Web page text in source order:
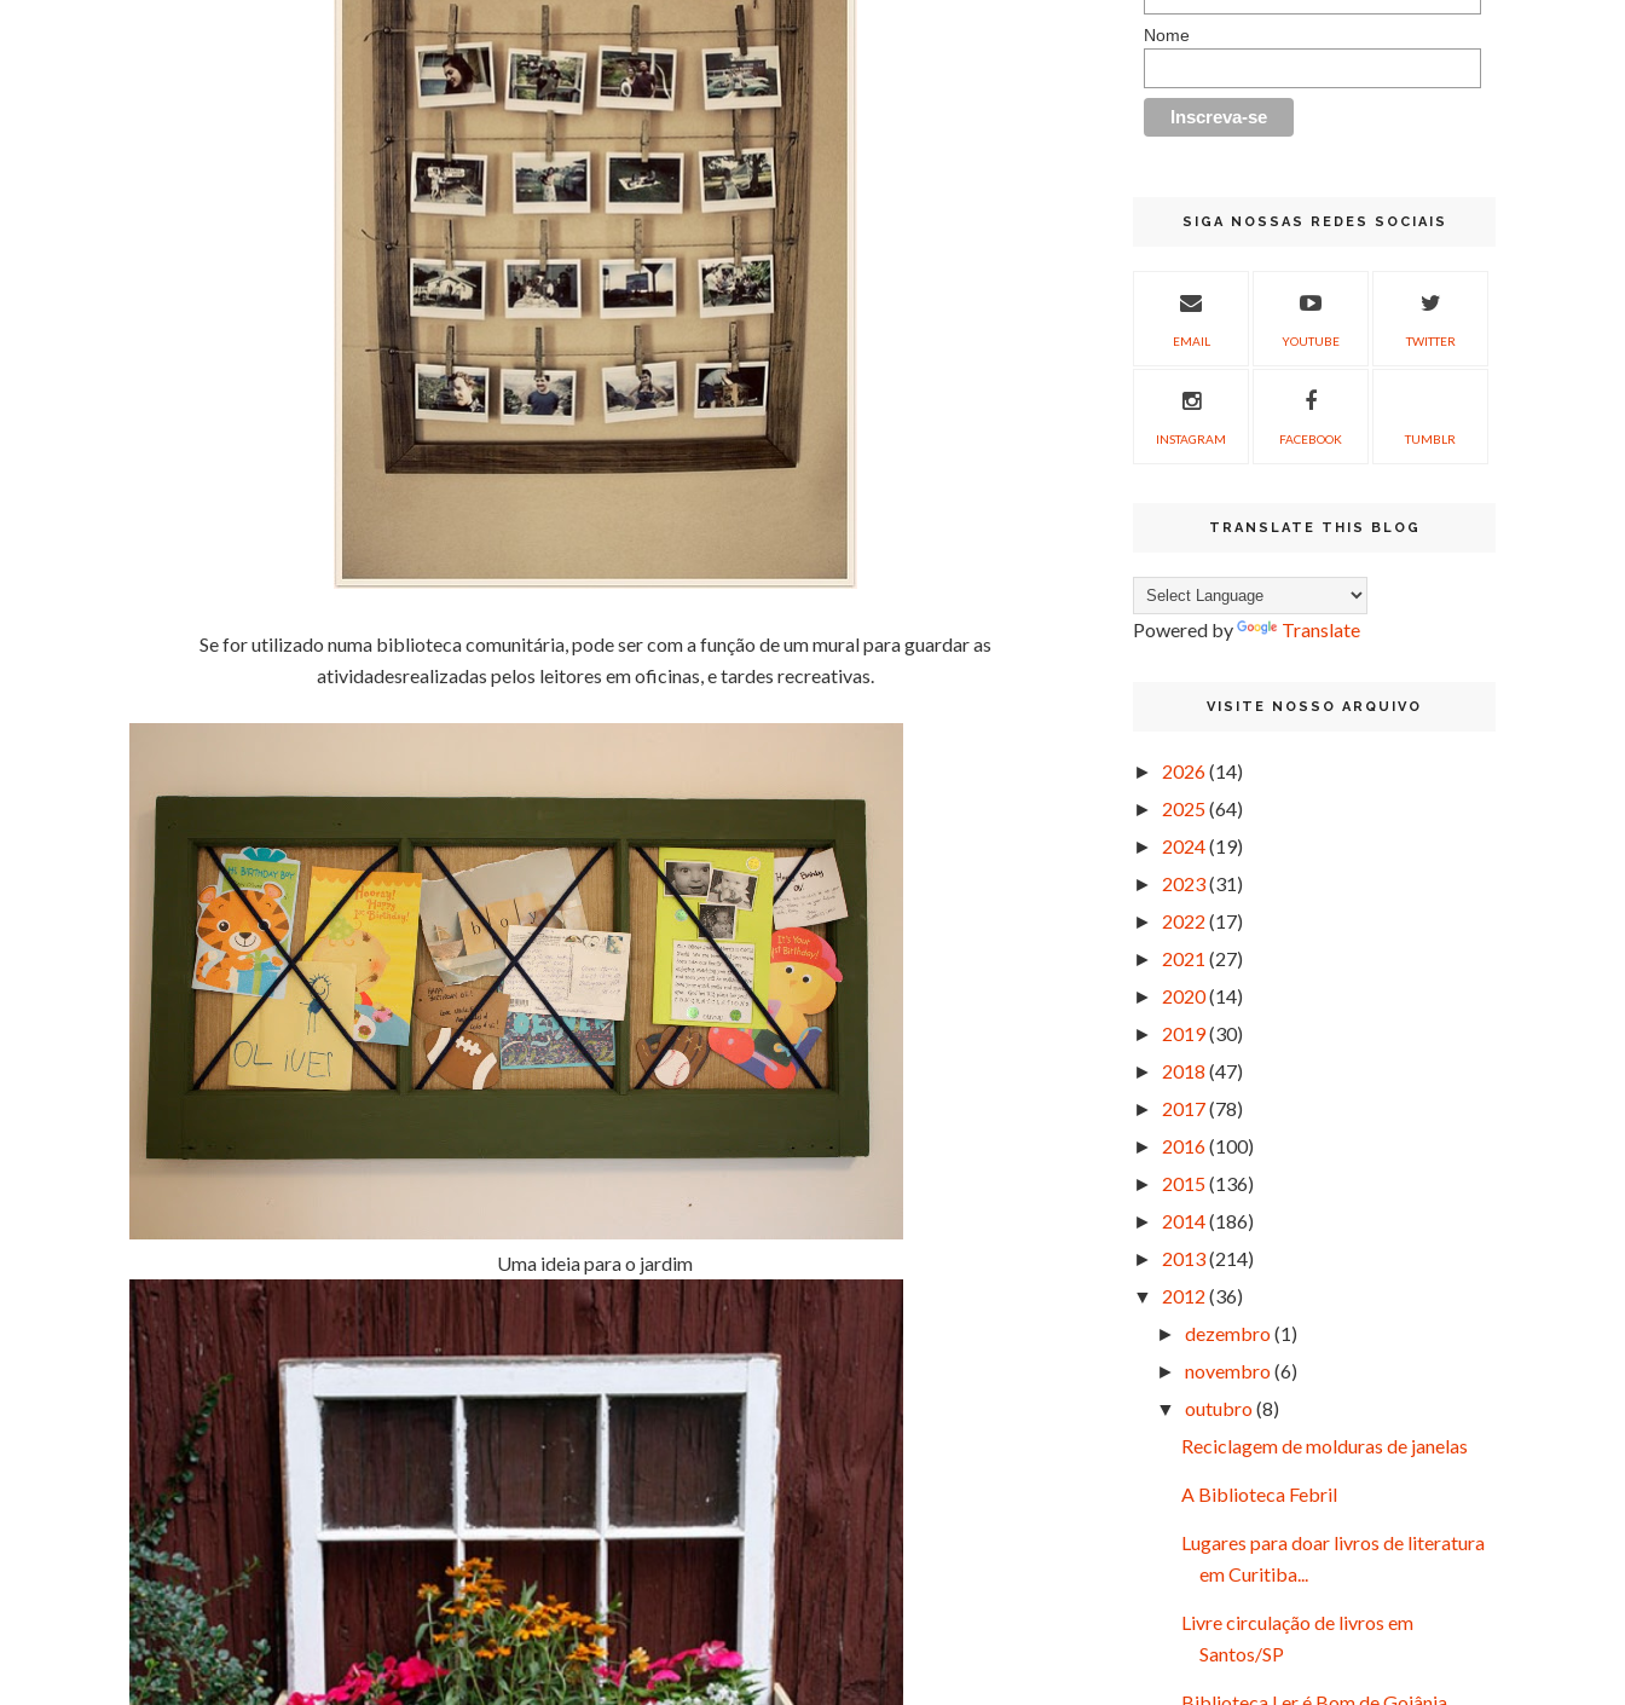
Se for utilizado numa biblioteca comunitária, pode ser com a função de um mural para guardar as
atividadesrealizadas pelos leitores em oficinas, e tardes recreativas.
Uma ideia para o jardim
Nome
SIGA NOSSAS REDES SOCIAIS
EMAIL YOUTUBE TWITTER
INSTAGRAM FACEBOOK TUMBLR
TRANSLATE THIS BLOG
Powered by Translate
VISITE NOSSO ARQUIVO
► 2026(14)
► 2025(64)
► 2024(19)
► 2023(31)
► 2022 (17)
► 2021 (27)
► 2020(14)
► 2019(30)
► 2018 (47)
► 2017(78)
► 2016(100)
► 2015(136)
► 2014(186)
► 2013(214)
▼ 2012 (36)
►dezembro(1)
►novembro(6)
▼ outubro(8)
Reciclagem de molduras de janelas
A Biblioteca Febril
Lugares para doar livros de literatura
em Curitiba...
Livre circulação de livros em
Santos/SP